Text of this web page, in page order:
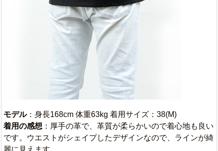
モデル：身長168cm 体重63kg 着用サイズ：38(M)
着用の感想 ：厚手の革で、革質が柔らかいので着心地も良い
です。ウエストがシェイプしたデザインなので、ラインが綺
麗に見えます。